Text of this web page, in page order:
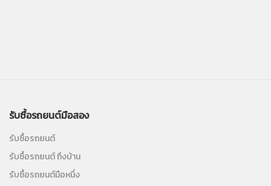
รับซื้อรถยนต์มือสอง
รับซื้อรถยนต์
รับซื้อรถยนต์ ถึงบ้าน
รับซื้อรถยนต์มือหนึ่ง